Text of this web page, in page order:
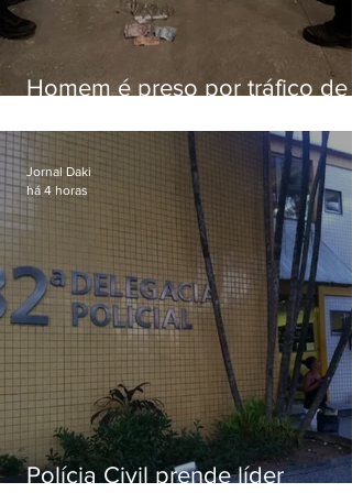
Homem é preso por tráfico de
Polícia Civil prende líder
Jornal Daki
há 4 horas